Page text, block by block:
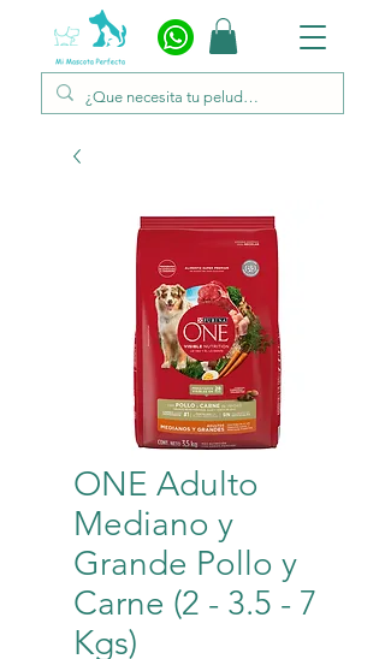
ONE Adulto
Mediano y
Grande Pollo y
Carne (2 - 3.5 - 7
Kgs)